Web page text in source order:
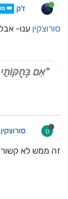
ז'ק 👑
סורוצקין ענו-
"אִם
ס סורוצקין
זה ממש לא